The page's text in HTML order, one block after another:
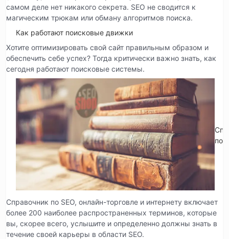
самом деле нет никакого секрета. SEO не сводится к
магическим трюкам или обману алгоритмов поиска.
Как работают поисковые движки
Хотите оптимизировать свой сайт правильным образом и
обеспечить себе успех? Тогда критически важно знать, как
сегодня работают поисковые системы.
по
Справочник по SEO, онлайн-торговле и интернету включает
более 200 наиболее распространенных терминов, которые
вы, скорее всего, услышите и определенно должны знать в
течение своей карьеры в области SEO.